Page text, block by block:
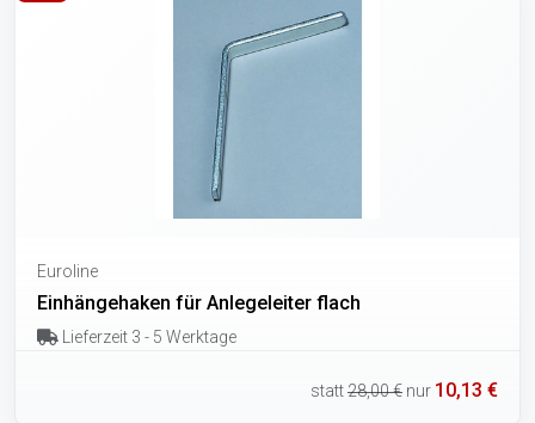
Euroline
Einhängehaken für Anlegeleiter flach
Lieferzeit 3 - 5 Werktage
statt28,00 € nur 10,13 €